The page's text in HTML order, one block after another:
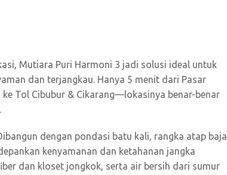
Mutiara Puri Harmoni 3 jadi solusi ideal untuk
dan terjangkau. Hanya 5 menit dari Pasar
ke Tol Cibubur & Cikarang—lokasinya benar-benar
dengan pondasi batu kali, rangka atap baja
kenyamanan dan ketahanan jangka
dan kloset jongkok, serta air bersih dari sumur